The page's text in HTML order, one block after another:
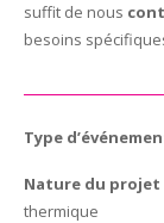
suffit de nous
besoins
Type
Nature du projet
thermique